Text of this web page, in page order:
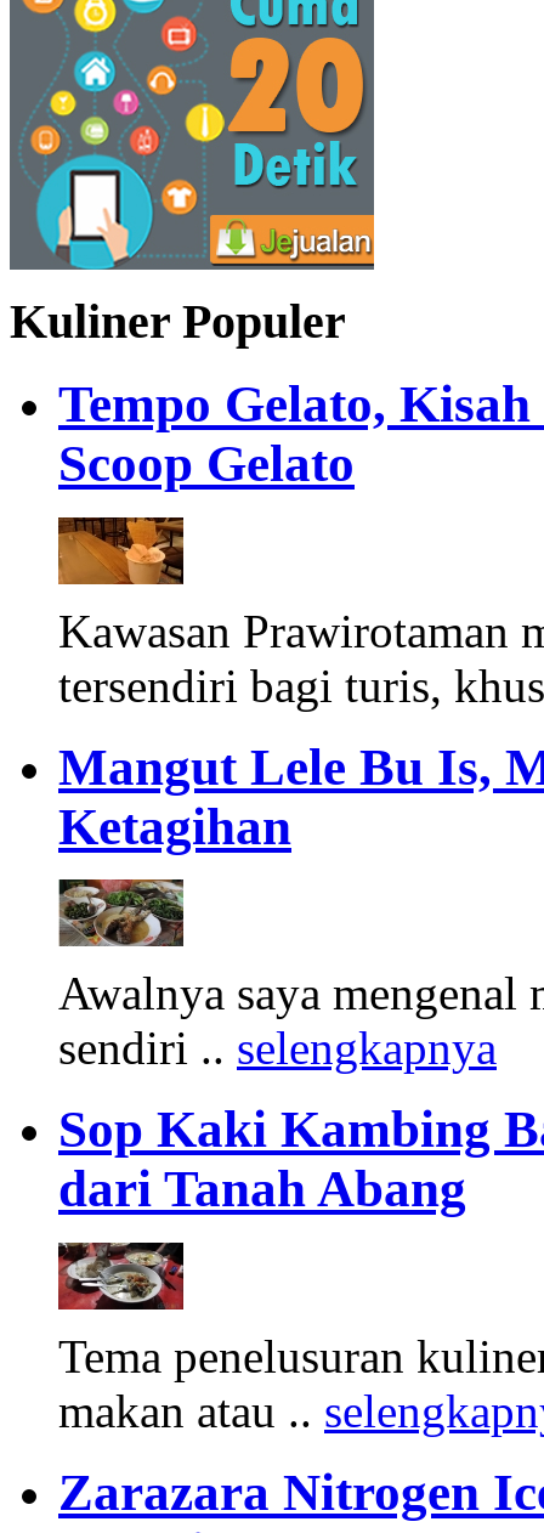
Kuliner Populer
Tempo Gelato,
Scoop Gelato
Kawasan Prawirotaman
tersendiri bagi turis,
Mangut Lele Bu Is,
Ketagihan
Awalnya saya mengenal
sendiri .. selengkapnya
Sop Kaki Kambing
dari Tanah Abang
Tema penelusuran
makan atau ..
Zarazara Nitrogen